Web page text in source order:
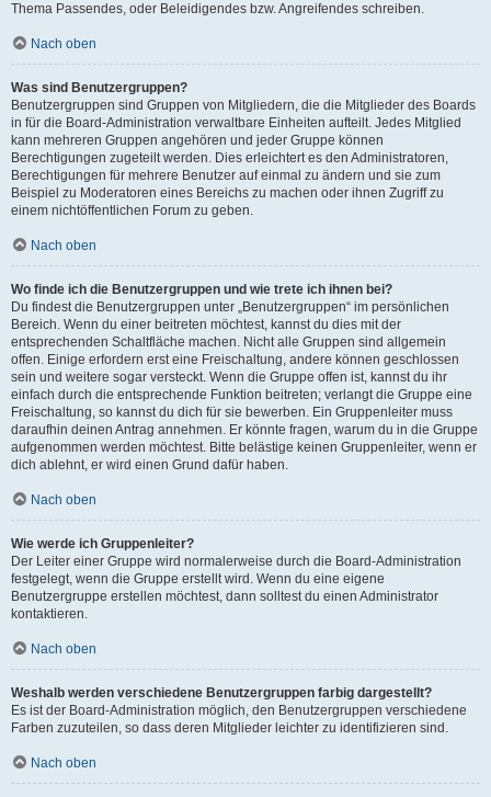
Thema Passendes, oder Beleidigendes bzw. Angreifendes schreiben.
Nach oben
Was sind Benutzergruppen?
Benutzergruppen sind Gruppen von Mitgliedern, die die Mitglieder des Boards
in für die Board-Administration verwaltbare Einheiten aufteilt. Jedes Mitglied
kann mehreren Gruppen angehören und jeder Gruppe können
Berechtigungen zugeteilt werden. Dies erleichtert es den Administratoren,
Berechtigungen für mehrere Benutzer auf einmal zu ändern und sie zum
Beispiel zu Moderatoren eines Bereichs zu machen oder ihnen Zugriff zu
einem nichtöffentlichen Forum zu geben.
Nach oben
Wo finde ich die Benutzergruppen und wie trete ich ihnen bei?
Du findest die Benutzergruppen unter „Benutzergruppen“ im persönlichen
Bereich. Wenn du einer beitreten möchtest, kannst du dies mit der
entsprechenden Schaltfläche machen. Nicht alle Gruppen sind allgemein
offen. Einige erfordern erst eine Freischaltung, andere können geschlossen
sein und weitere sogar versteckt. Wenn die Gruppe offen ist, kannst du ihr
einfach durch die entsprechende Funktion beitreten; verlangt die Gruppe eine
Freischaltung, so kannst du dich für sie bewerben. Ein Gruppenleiter muss
daraufhin deinen Antrag annehmen. Er könnte fragen, warum du in die Gruppe
aufgenommen werden möchtest. Bitte belästige keinen Gruppenleiter, wenn er
dich ablehnt, er wird einen Grund dafür haben.
Nach oben
Wie werde ich Gruppenleiter?
Der Leiter einer Gruppe wird normalerweise durch die Board-Administration
festgelegt, wenn die Gruppe erstellt wird. Wenn du eine eigene
Benutzergruppe erstellen möchtest, dann solltest du einen Administrator
kontaktieren.
Nach oben
Weshalb werden verschiedene Benutzergruppen farbig dargestellt?
Es ist der Board-Administration möglich, den Benutzergruppen verschiedene
Farben zuzuteilen, so dass deren Mitglieder leichter zu identifizieren sind.
Nach oben